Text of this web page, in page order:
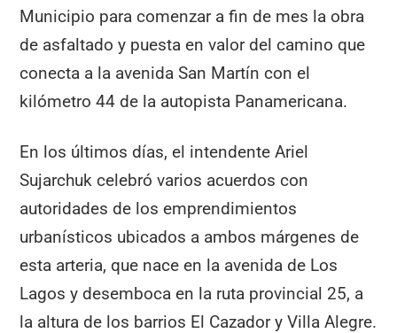
Municipio para comenzar a fin de mes la obra
de asfaltado y puesta en valor del camino que
conecta a la avenida San Martín con el
kilómetro 44 de la autopista Panamericana.
En los últimos días, el intendente Ariel
Sujarchuk celebró varios acuerdos con
autoridades de los emprendimientos
urbanísticos ubicados a ambos márgenes de
esta arteria, que nace en la avenida de Los
Lagos y desemboca en la ruta provincial 25, a
la altura de los barrios El Cazador y Villa Alegre.